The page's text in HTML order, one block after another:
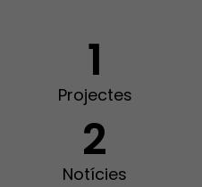
1
Projectes
2
Notícies